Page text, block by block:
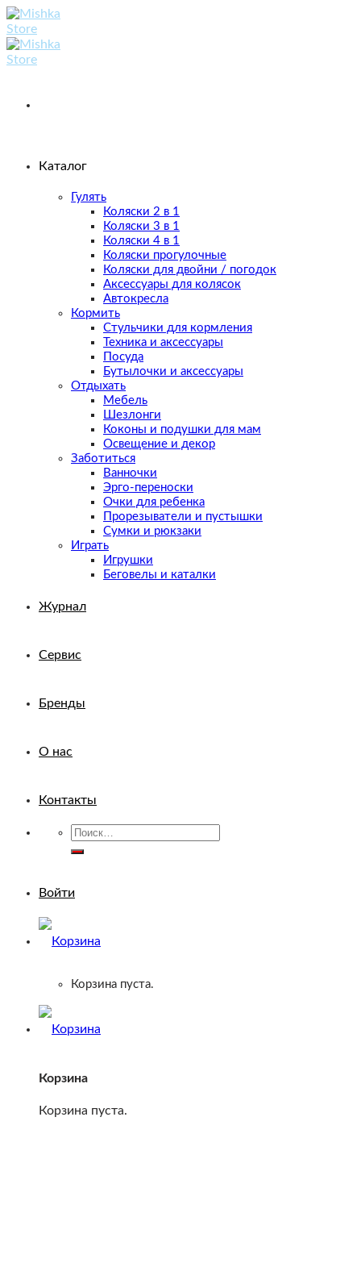
Skip
to
content
Каталог
Гулять
Коляски 2 в 1
Коляски 3 в 1
Коляски 4 в 1
Коляски прогулочные
Коляски для двойни / погодок
Аксессуары для колясок
Автокресла
Кормить
Стульчики для кормления
Техника и аксессуары
Посуда
Бутылочки и аксессуары
Отдыхать
Мебель
Шезлонги
Коконы и подушки для мам
Освещение и декор
Заботиться
Ванночки
Эрго-переноски
Очки для ребенка
Прорезыватели и пустышки
Сумки и рюкзаки
Играть
Игрушки
Беговелы и каталки
Журнал
Сервис
Бренды
О нас
Контакты
Искать:
Войти
Корзина пуста.
Корзина
Корзина пуста.